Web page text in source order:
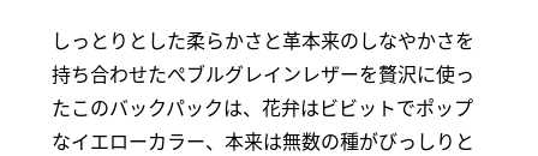
しっとりとした柔らかさと革本来のしなやかさを
持ち合わせたぺブルグレインレザーを贅沢に使っ
たこのバックパックは、花弁はビビットでポップ
なイエローカラー、本来は無数の種がびっしりと